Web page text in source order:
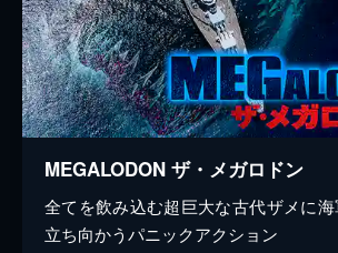
MEGALODON ザ・メガロドン
全てを飲み込む超巨大な古代ザメに
立ち向かうパニックアクション